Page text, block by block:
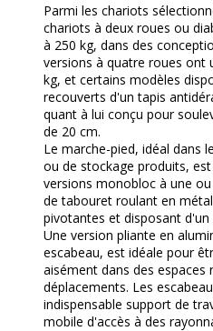
Parmi les chariots
chariots à deux roues ou
à 250 kg, dans des
versions à quatre roues ont
kg, et certains modèles
recouverts d'un tapis
quant à lui conçu pour
de 20 cm.
Le marche-pied, idéal dans
ou de stockage produits,
versions monobloc à une
de tabouret roulant en
pivotantes et disposant
Une version pliante en
escabeau, est idéale pour
aisément dans des espaces
déplacements. Les
indispensable support de
mobile d'accès à des